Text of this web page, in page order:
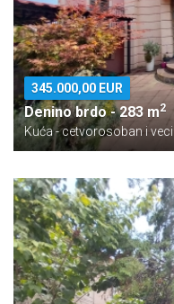
345.000,00 EUR
Denino brdo - 283 m2
Kuća - cetvorosoban i veci